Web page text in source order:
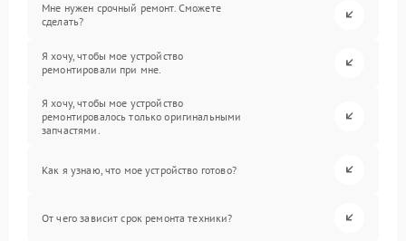
Мне нужен срочный ремонт. Сможете
сделать?
Я хочу, чтобы мое устройство
ремонтировали при мне.
Я хочу, чтобы мое устройство
ремонтировалось только оригинальными
запчастями.
Как я узнаю, что мое устройство готово?
От чего зависит срок ремонта техники?